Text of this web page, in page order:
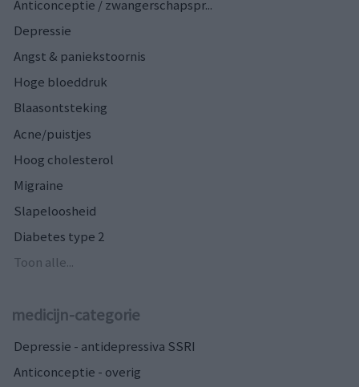
Anticonceptie / zwangerschapspr...
Depressie
Angst & paniekstoornis
Hoge bloeddruk
Blaasontsteking
Acne/puistjes
Hoog cholesterol
Migraine
Slapeloosheid
Diabetes type 2
Toon alle...
medicijn-categorie
Depressie - antidepressiva SSRI
Anticonceptie - overig